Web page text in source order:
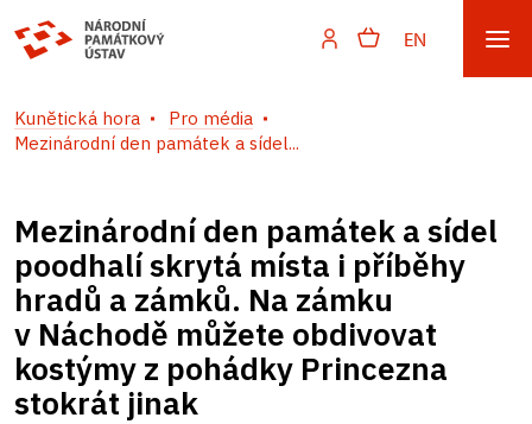
EN
Kunětická hora
Pro média
Mezinárodní den památek a sídel...
Mezinárodní den památek a sídel
poodhalí skrytá místa i příběhy
hradů a zámků. Na zámku
v Náchodě můžete obdivovat
kostýmy z pohádky Princezna
stokrát jinak